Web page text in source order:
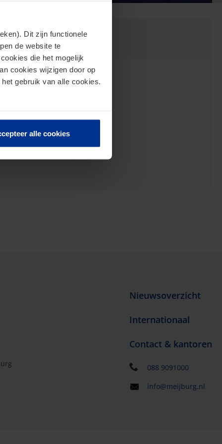
Dit zijn functionele
de website te
die het mogelijk
cookies wijzigen door op
gebruik van alle cookies.
alle cookies
| January 2025
Nieuwsoverzicht
Internationaal
Contact & kantoren
088 9091000
info@meijburg.nl